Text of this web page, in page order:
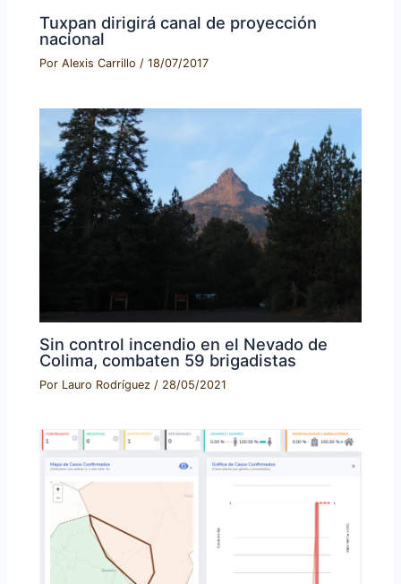
Tuxpan dirigirá canal de proyección
nacional
PorAlexis Carrillo/18/07/2017
Sin control incendio en el Nevado de
Colima, combaten 59 brigadistas
Por Lauro Rodríguez / 28/05/2021